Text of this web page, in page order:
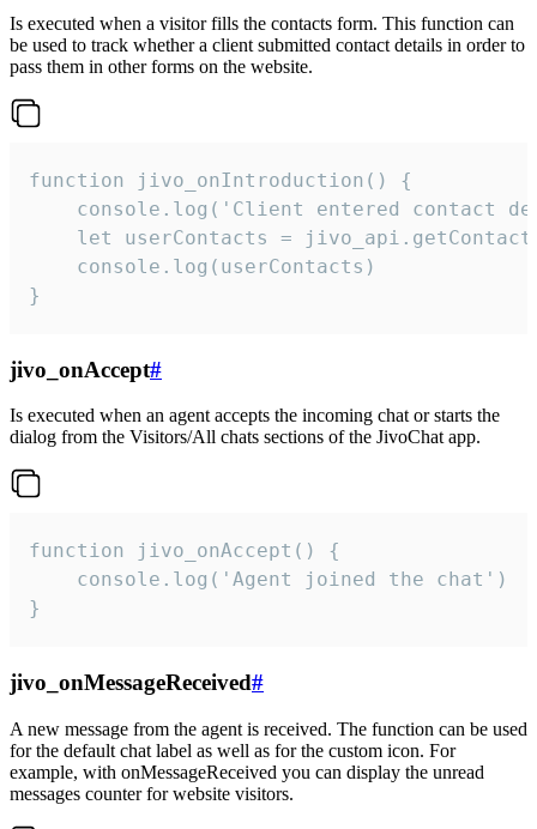
Is executed when a visitor fills the contacts form. This function can
be used to track whether a client submitted contact details in order to
pass them in other forms on the website.
function jivo_onIntroduction() {
console.log('Client entered contact
let userContacts =
    console.log(userContacts)
}
jivo_onAccept#
Is executed when an agent accepts the incoming chat or starts the
dialog from the Visitors/All chats sections of the JivoChat app.
function jivo_onAccept() {
}
jivo_onMessageReceived#
A new message from the agent is received. The function can be used
for the default chat label as well as for the custom icon. For
example, with onMessageReceived you can display the unread
messages counter for website visitors.